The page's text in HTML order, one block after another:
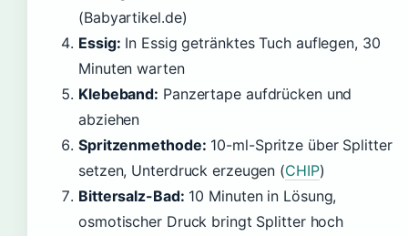
(Babyartikel.de)
Essig: In Essig getränktes Tuch auflegen, 30
Minuten warten
Klebeband: Panzertape aufdrücken und
abziehen
Spritzenmethode: 10-ml-Spritze über Splitter
setzen, Unterdruck erzeugen (CHIP)
Bittersalz-Bad: 10 Minuten in Lösung,
osmotischer Druck bringt Splitter hoch